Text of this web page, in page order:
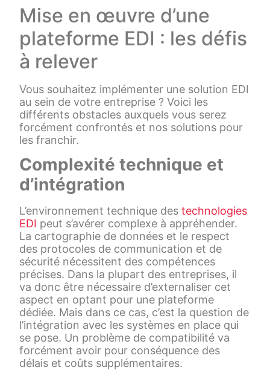
Mise en œuvre d’une
plateforme EDI : les défis
à relever
Vous souhaitez implémenter une solution EDI
au sein de votre entreprise ? Voici les
différents obstacles auxquels vous serez
forcément confrontés et nos solutions pour
les franchir.
Complexité technique et
d’intégration
L’environnement technique destechnologies
EDI peut s’avérer complexe à appréhender.
La cartographie de données et le respect
des protocoles de communication et de
sécurité nécessitent des compétences
précises. Dans la plupart des entreprises, il
va donc être nécessaire d’externaliser cet
aspect en optant pour une plateforme
dédiée. Mais dans ce cas, c’est la question de
l’intégration avec les systèmes en place qui
se pose. Un problème de compatibilité va
forcément avoir pour conséquence des
délais et coûts supplémentaires.